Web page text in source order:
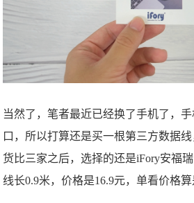
当然了，笔者最近已经换了手机了，
口，所以打算还是买一根第三方数据
货比三家之后，选择的还是iFory安福
线长0.9米，价格是16.9元，单看价格算